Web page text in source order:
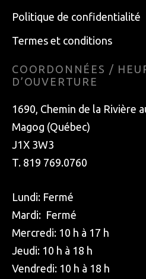
Politique de confidentialité
Termes et conditions
COORDONNÉES /
D’OUVERTURE
1690, Chemin de la Rivière
Magog (Québec)
J1X 3W3
T. 819 769.0760
Lundi: Fermé
Mardi: Fermé
Mercredi: 10 h à 17 h
Jeudi: 10 h à 18 h
Vendredi: 10 h à 18 h